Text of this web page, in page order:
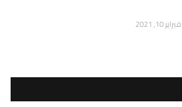
فبراير 10, 2021